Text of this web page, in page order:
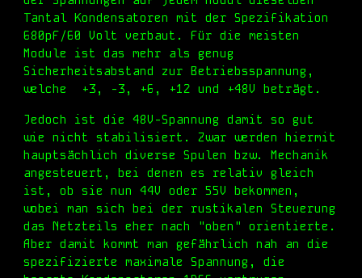
Tantal Kondensatoren mit der Spezifikation
680pF/60 Volt verbaut. Für die meisten
Module ist das mehr als genug
Sicherheitsabstand zur Betriebsspannung,
welche +3, -3, +6, +12 und +48V beträgt.
Jedoch ist die48V-Spannung damit so gut
wie nicht stabilisiert. Zwar werden hiermit
hauptsächlich diverse Spulen bzw. Mechanik
angesteuert, bei denen es relativ gleich
ist, ob sie nun 44V oder 55V bekommen,
wobeiman sich bei der rustikalen Steuerung
das Netzteils eher nach "oben" orientierte.
Aber damit kommt man gefährlich nah an die
spezifizierte maximale Spannung, die